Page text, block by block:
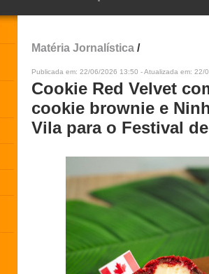
Matéria Jornalística /
Publicada em: 22/06/2026 13:50 - Atualizada em: 22/
Cookie Red Velvet
cookie brownie e
Vila para o Festival